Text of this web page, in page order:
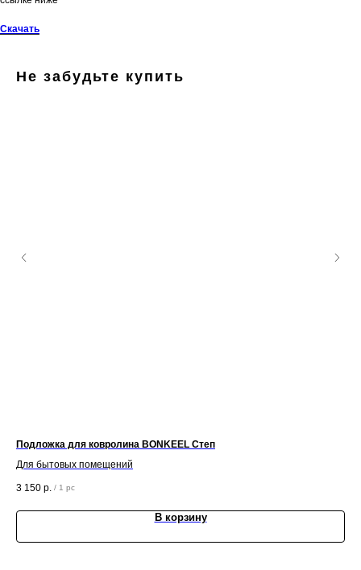
Скачать
Не забудьте купить
Подложка для ковролина BONKEEL Степ
Для бытовых помещений
3 150 р. / 1 pc
В корзину